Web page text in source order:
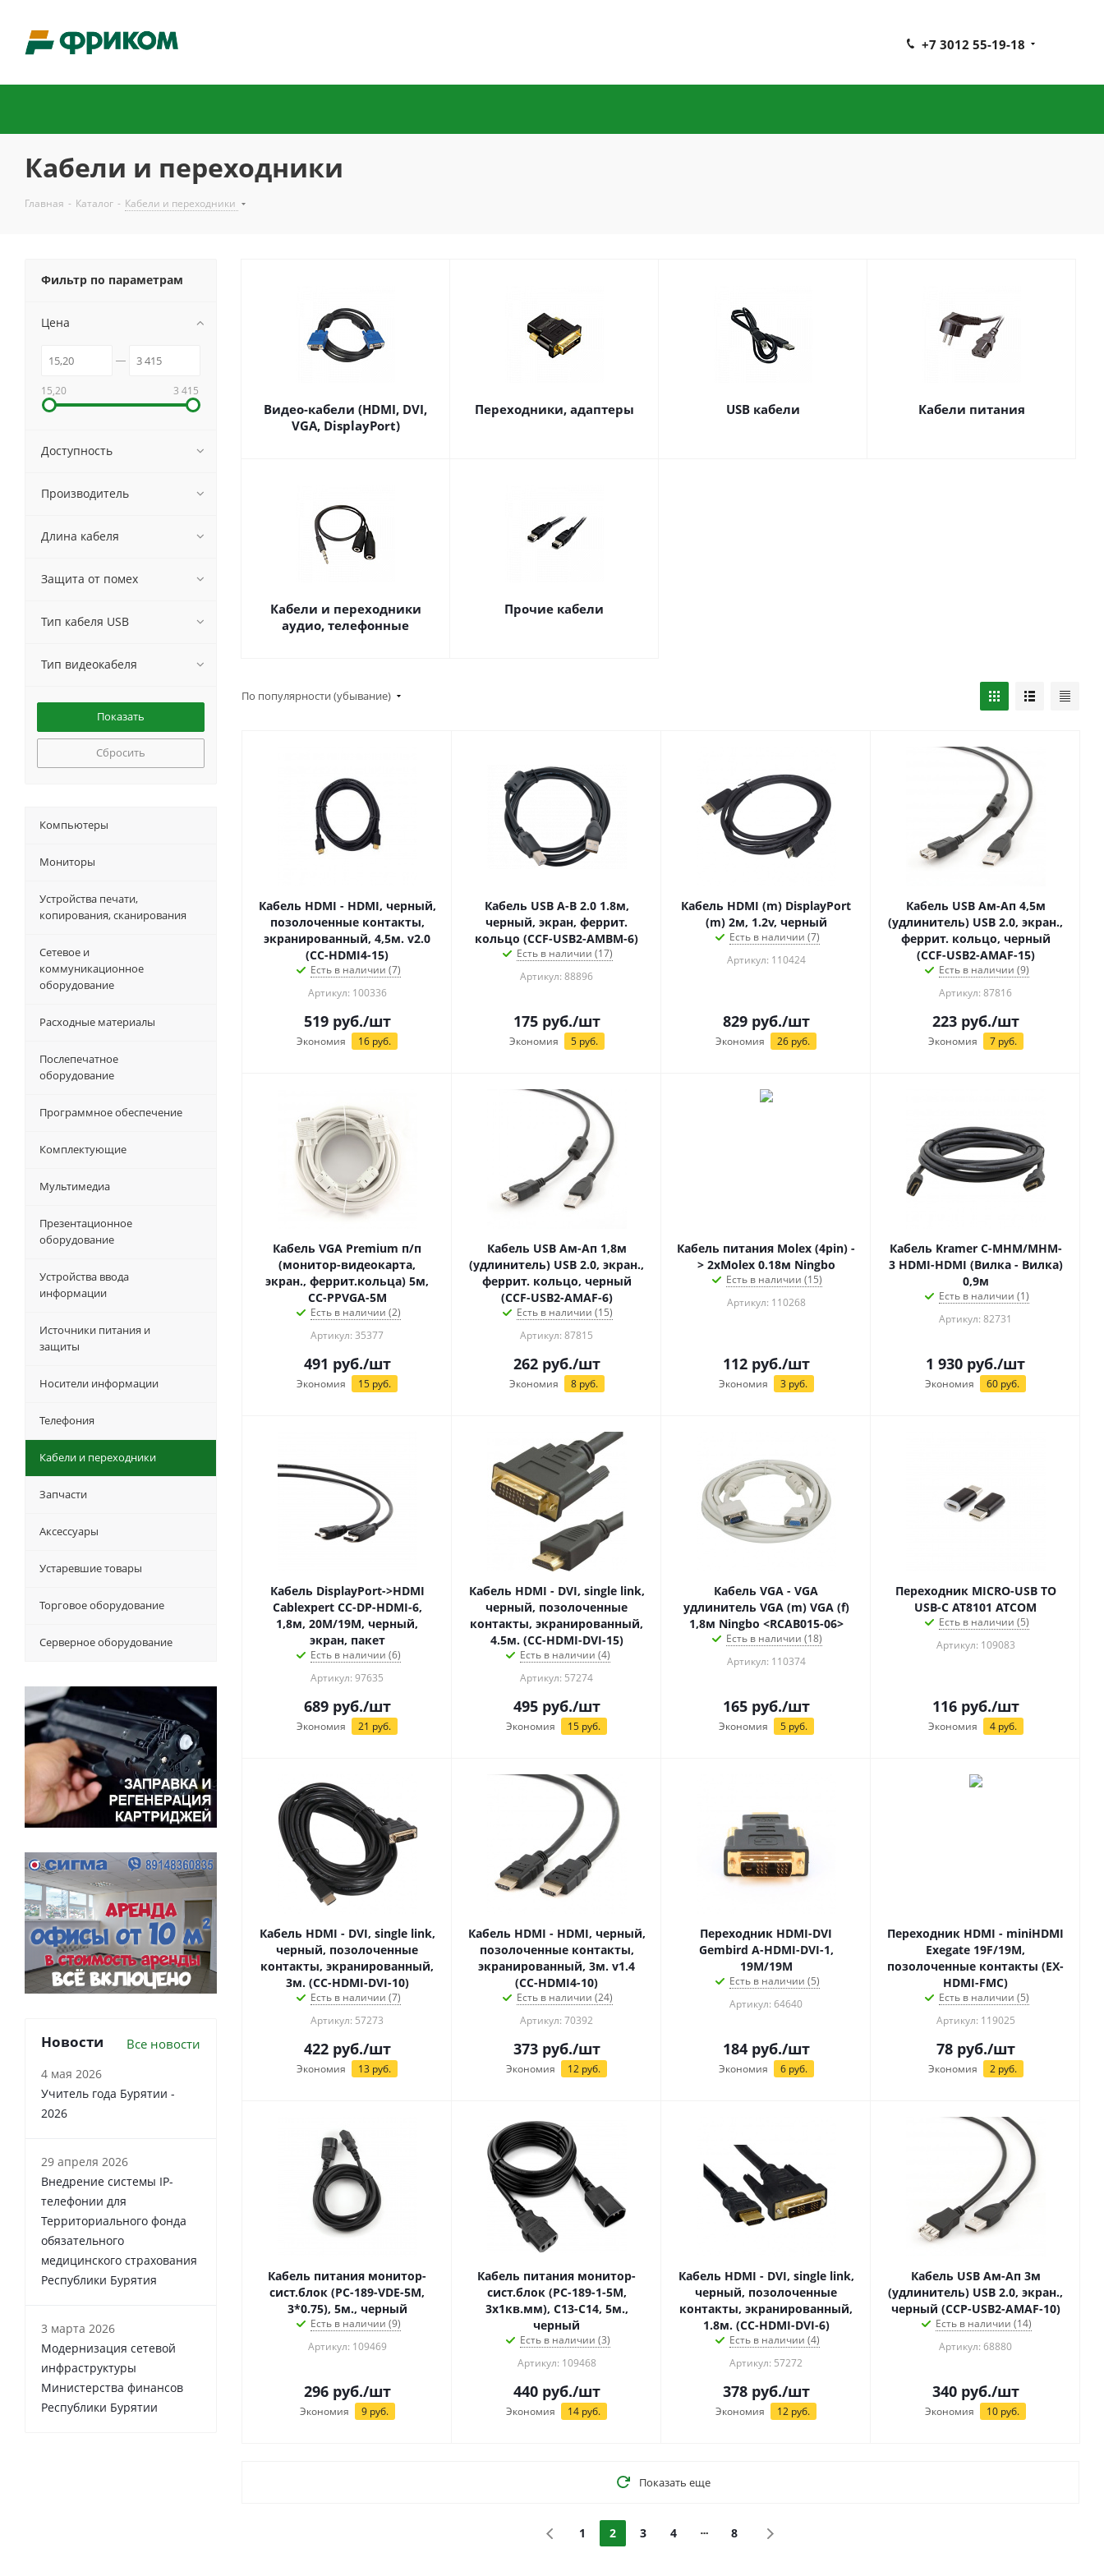
+7 3012 55-19-18
Кабели и переходники
Главная - Каталог - Кабели и переходники
Видео-кабели (HDMI, DVI,
VGA, DisplayPort)
Переходники, адаптеры USB кабели Кабели питания
Кабели и переходники
аудио, телефонные
Прочие кабели
По популярности (убывание)
Кабель HDMI - HDMI, черный,
позолоченные контакты,
экранированный, 4,5м. v2.0
(CC-HDMI4-15)
Есть в наличии (7)
Артикул: 100336
519руб./шт
Экономия 16 руб.
Кабель USB A-B 2.0 1.8м,
черный, экран, феррит.
кольцо (CCF-USB2-AMBM-6)
Есть в наличии (17)
Артикул: 88896
175руб./шт
Экономия 5руб.
Кабель HDMI (m) DisplayPort
(m) 2м, 1.2v, черный
Есть в наличии (7)
Артикул: 110424
829руб./шт
Экономия 26 руб.
Кабель USB Aм-Ап 4,5м
(удлинитель) USB 2.0, экран.,
феррит. кольцо, черный
(CCF-USB2-AMAF-15)
Есть в наличии (9)
Артикул: 87816
223руб./шт
Экономия 7руб.
Кабель VGA Premium п/п
(монитор-видеокарта,
экран., феррит.кольца) 5м,
CC-PPVGA-5M
Есть в наличии (2)
Артикул: 35377
491 руб./шт
Экономия 15 руб.
Кабель USB Aм-Ап 1,8м
(удлинитель) USB 2.0, экран.,
феррит. кольцо, черный
(CCF-USB2-AMAF-6)
Есть в наличии (15)
Артикул: 87815
262руб./шт
Экономия 8руб.
Кабель питания Molex (4pin) -
> 2xMolex 0.18м Ningbo
Есть в наличии (15)
Артикул: 110268
112руб./шт
Экономия 3руб.
Кабель Kramer C-MHM/MHM-
3 HDMI-HDMI (Вилка - Вилка)
0,9м
Есть в наличии (1)
Артикул: 82731
1 930 руб./шт
Экономия 60 руб.
Кабель DisplayPort->HDMI
Cablexpert CC-DP-HDMI-6,
1,8м, 20M/19M, черный,
экран, пакет
Есть в наличии (6)
Артикул: 97635
689руб./шт
Экономия 21 руб.
Кабель HDMI - DVI, single link,
черный, позолоченные
контакты, экранированный,
4.5м. (CC-HDMI-DVI-15)
Есть в наличии (4)
Артикул: 57274
495руб./шт
Экономия 15 руб.
Кабель VGA - VGA
удлинитель VGA (m) VGA (f)
1,8м Ningbo <RCAB015-06>
Есть в наличии (18)
Артикул: 110374
165руб./шт
Экономия 5руб.
Переходник MICRO-USB TO
USB-C AT8101 ATCOM
Есть в наличии (5)
Артикул: 109083
116руб./шт
Экономия 4руб.
Кабель HDMI - DVI, single link,
черный, позолоченные
контакты, экранированный,
3м. (CC-HDMI-DVI-10)
Есть в наличии (7)
Артикул: 57273
422руб./шт
Экономия 13 руб.
Кабель HDMI - HDMI, черный,
позолоченные контакты,
экранированный, 3м. v1.4
(CC-HDMI4-10)
Есть в наличии (24)
Артикул: 70392
373руб./шт
Экономия 12 руб.
Переходник HDMI-DVI
Gembird A-HDMI-DVI-1,
19M/19M
Есть в наличии (5)
Артикул: 64640
184руб./шт
Экономия 6руб.
Переходник HDMI - miniHDMI
Exegate 19F/19M,
позолоченные контакты (EX-
HDMI-FMC)
Есть в наличии (5)
Артикул: 119025
78руб./шт
Экономия 2руб.
Кабель питания монитор-
сист.блок (PC-189-VDE-5M,
3*0.75), 5м., черный
Есть в наличии (9)
Артикул: 109469
296руб./шт
Экономия 9руб.
Кабель питания монитор-
сист.блок (PC-189-1-5M,
3x1кв.мм), C13-C14, 5м.,
черный
Есть в наличии (3)
Артикул: 109468
440руб./шт
Экономия 14 руб.
Кабель HDMI - DVI, single link,
черный, позолоченные
контакты, экранированный,
1.8м. (CC-HDMI-DVI-6)
Есть в наличии (4)
Артикул: 57272
378руб./шт
Экономия 12 руб.
Кабель USB Aм-Ап 3м
(удлинитель) USB 2.0, экран.,
черный (CCP-USB2-AMAF-10)
Есть в наличии (14)
Артикул: 68880
340руб./шт
Экономия 10 руб.
Показать еще
1 2 3 4 8
Фильтр по параметрам
Цена
15,20 3 415
Доступность
Производитель
Длина кабеля
Защита от помех
Тип кабеля USB
Тип видеокабеля
Сбросить
Компьютеры
Мониторы
Устройства печати,
копирования, сканирования
Сетевое и
коммуникационное
оборудование
Расходные материалы
Послепечатное
оборудование
Программное обеспечение
Комплектующие
Мультимедиа
Презентационное
оборудование
Устройства ввода
информации
Источники питания и
защиты
Носители информации
Телефония
Кабели и переходники
Запчасти
Аксессуары
Устаревшие товары
Торговое оборудование
Серверное оборудование
Новости Все новости
4 мая 2026
Учитель года Бурятии -
2026
29 апреля 2026
Внедрение системы IP-
телефонии для
Территориального фонда
обязательного
медицинского страхования
Республики Бурятия
3 марта 2026
Модернизация сетевой
инфраструктуры
Министерства финансов
Республики Бурятии